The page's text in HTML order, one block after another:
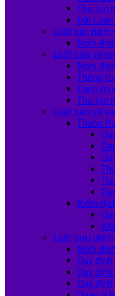
Thủ tục
Đài
Luật ban
Nghị
Luật bảo vệ
Nghị
Thông
Danh
Thủ tục
Luật bảo vệ
Thuốc
Kiểm
Luật bưu chính
Nghị
Quy
Quy
Quy